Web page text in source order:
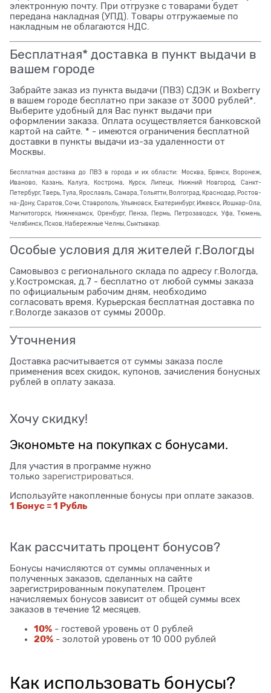
электронную почту. При отгрузке с товарами будет
передана накладная (УПД). Товары отгружаемые по
накладным не облагаются НДС.
Бесплатная* доставка в пункт выдачи в
вашем городе
Забрайте заказ из пункта выдачи (ПВЗ) СДЭК и Boxberry
в вашем городе бесплатно при заказе от 3000 рублей*.
Выберите удобный для Вас пункт выдачи при
оформлении заказа. Оплата осуществляется банковской
картой на сайте. * - имеются ограничения бесплатной
доставки в пункты выдачи из-за удаленности от
Москвы.
Бесплатная доставка до ПВЗ в города и их области: Москва, Брянск, Воронеж,
Иваново, Казань, Калуга, Кострома, Курск, Липецк, Нижний Новгород, Санкт-
Петербург, Тверь, Тула, Ярославль, Самара, Тольятти, Волгоград, Краснодар, Ростов-
на-Дону, Саратов, Сочи, Ставрополь, Ульяновск, Екатеринбург, Ижевск, Йошкар-Ола,
Магнитогорск, Нижнекамск, Оренбург, Пенза, Пермь, Петрозаводск, Уфа, Тюмень,
Челябинск, Псков, Набережные Челны, Сыктывкар.
Особые условия для жителей г.Вологды
Самовывоз с регионального склада по адресу г.Вологда,
у.Костромская, д.7 - бесплатно от любой суммы заказа
по официальным рабочим дням, необходимо
согласовать время. Курьерская бесплатная доставка по
г.Вологде заказов от суммы 2000р.
Уточнения
Доставка расчитывается от суммы заказа после
применения всех скидок, купонов, зачисления бонусных
рублей в оплату заказа.
Хочу скидку!
Экономьте на покупках с бонусами.
Для участия в программе нужно
только зарегистрироваться
Используйте накопленные бонусы при оплате заказов.
1 Бонус = 1 Рубль
Как рассчитать процент бонусов?
Бонусы начисляются от суммы оплаченных и
полученных заказов, сделанных на сайте
зарегистрированным покупателем. Процент
начисляемых бонусов зависит от общей суммы всех
заказов в течение 12 месяцев.
10% - гостевой уровень от 0 рублей
20% - золотой уровень от 10 000 рублей
Как использовать бонусы?